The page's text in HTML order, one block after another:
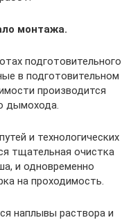
монтажа.
подготовительного
в подготовительном
производится
дымохода.
и технологических
тщательная очистка
и одновременно
на проходимость.
наплывы раствора и